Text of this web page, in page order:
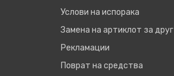
Услови на испорака
Замена на артиклот за друг
Рекламации
Поврат на средства